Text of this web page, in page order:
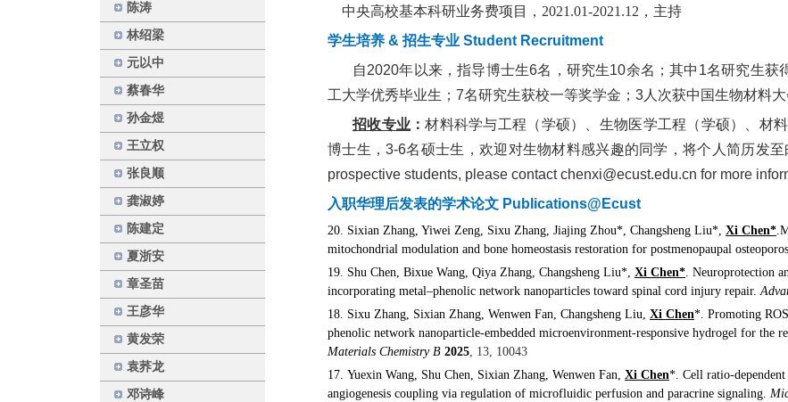
陈涛
林绍梁
元以中
蔡春华
孙金煜
王立权
张良顺
龚淑婷
陈建定
夏浙安
章圣苗
王彦华
黄发荣
袁荞龙
邓诗峰
中央高校基本科研业务费项目，2021.01-2021.12，主持
学生培养 & 招生专业 Student Recruitment
自2020年以来，指导博士生6名，研究生10余名；其中1名研究生
工大学优秀毕业生；7名研究生获校一等奖学金；3人次获中国生物材料
招收专业 ：材料科学与工程（学硕）、生物医学工程（学硕）、材
博士生，3-6名硕士生，欢迎对生物材料感兴趣的同学，将个人简历发
prospective students, please contact chenxi@ecust.edu.cn for more
入职华理后发表的学术论文 Publications@Ecust
20. Sixian Zhang, Yiwei Zeng, Sixu Zhang, Jiajing Zhou*, Changsheng Liu*, Xi Chen*
mitochondrial modulation and bone homeostasis restoration for postmenopaupal
19. Shu Chen, Bixue Wang, Qiya Zhang, Changsheng Liu*, Xi Chen*. Neuroprotection
incorporating metal–phenolic network nanoparticles toward spinal cord injury repair.
18. Sixu Zhang, Sixian Zhang, Wenwen Fan, Changsheng Liu, Xi Chen*. Promoting
phenolic network nanoparticle-embedded microenvironment-responsive hydrogel for the
Materials Chemistry B 2025, 13, 10043
17. Yuexin Wang, Shu Chen, Sixian Zhang, Wenwen Fan, Xi Chen*. Cell ratio-dependent
angiogenesis coupling via regulation of microfluidic perfusion and paracrine signaling.